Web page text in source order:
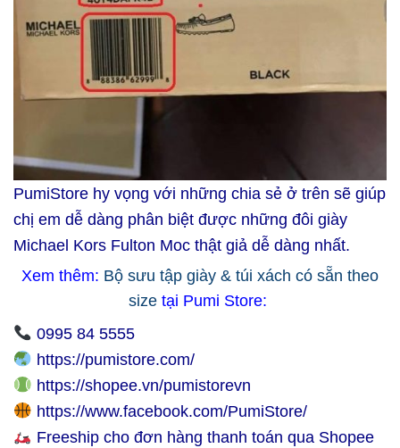
PumiStore hy vọng với những chia sẻ ở trên sẽ giúp
chị em dễ dàng phân biệt được những đôi giày
Michael Kors Fulton Moc thật giả dễ dàng nhất.
Xem thêm: Bộ sưu tập giày & túi xách có sẵn theo
size tại Pumi Store:
0995 84 5555
https://pumistore.com/
https://shopee.vn/pumistorevn
https://www.facebook.com/PumiStore/
Freeship cho đơn hàng thanh toán qua Shopee